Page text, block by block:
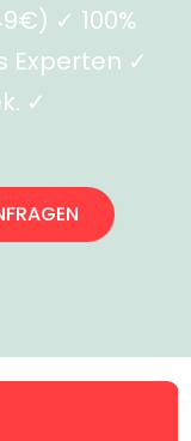
✓ 100%
Experten ✓
✓